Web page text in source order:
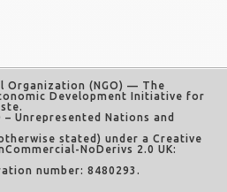
Organization (NGO) — The
Development Initiative for
– Unrepresented Nations and
stated) under aCreative
NoDerivs 2.0 UK:
number: 8480293.